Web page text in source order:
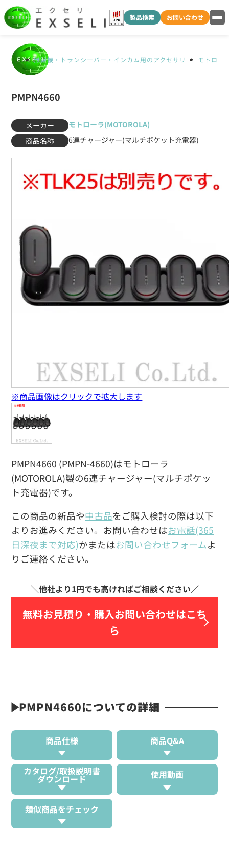
製品検索 お問い合わせ
無線機・トランシーバー・インカム用のアクセサリ モトロー
PMPN4660
メーカー
モトローラ(MOTOROLA)
商品名称
6連チャージャー(マルチポケット充電器)
PMPN4660 (PMPN-4660)はモトローラ
(MOTOROLA)製の6連チャージャー(マルチポケッ
ト充電器)です。
この商品の新品や中古品をご購入検討の際は以下
よりお進みください。お問い合わせはお電話(365
日深夜まで対応)かまたはお問い合わせフォームよ
りご連絡ください。
無料お見積り・ 購入お問い合わせはこち
ら
※商品画像はクリックで拡大します
PMPN4660についての詳細
商品仕様 商品Q&A
カタログ/取扱説明書
ダウンロード 使用動画
類似商品をチェック